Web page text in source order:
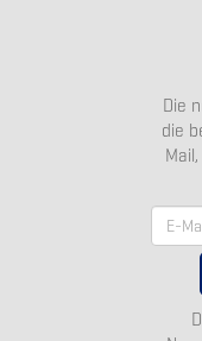
Die
die